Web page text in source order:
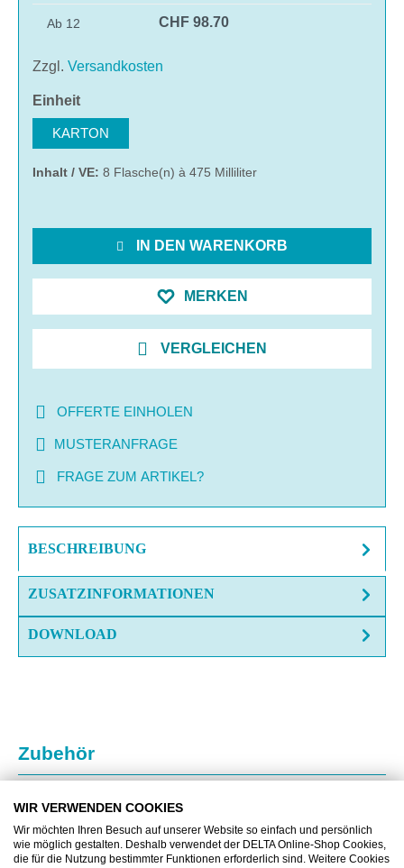
Ab 12 CHF 98.70
Zzgl. Versandkosten
Einheitauswählen
KARTON
Inhalt / VE: 8 Flasche(n) à 475 Milliliter
IN DEN WARENKORB
MERKEN
VERGLEICHEN
OFFERTE EINHOLEN
MUSTERANFRAGE
FRAGE ZUM ARTIKEL?
BESCHREIBUNG
ZUSATZINFORMATIONEN
DOWNLOAD
Produktgalerie überspringen
Zubehör
WIR VERWENDEN COOKIES
Wir möchten Ihren Besuch auf unserer Website so einfach und persönlich
wie möglich gestalten. Deshalb verwendet der DELTA Online-Shop Cookies,
die für die Nutzung bestimmter Funktionen erforderlich sind. Weitere Cookies